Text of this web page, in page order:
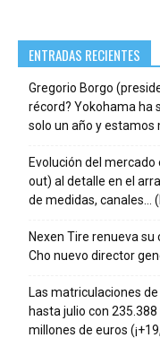
ENTRADAS RECIENTES
Gregorio Borgo
récord? Yokohama ha
solo un año y estamos
Evolución del mercado
out) al detalle en el
de medidas, canales…
Nexen Tire renueva
Cho nuevo director
Las matriculaciones
hasta julio con
millones de euros